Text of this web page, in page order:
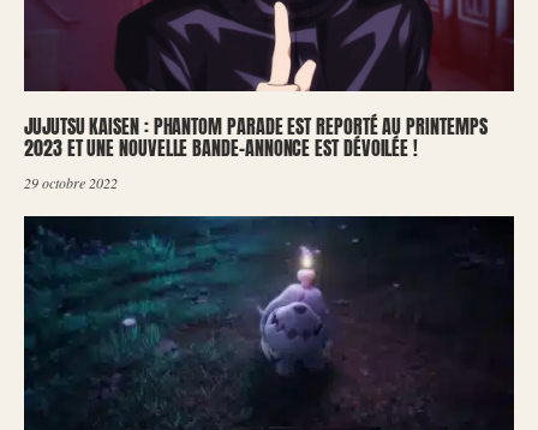
JUJUTSU KAISEN : PHANTOM PARADE EST REPORTÉ AU PRINTEMPS
2023 ET UNE NOUVELLE BANDE-ANNONCE EST DÉVOILÉE !
29 octobre 2022